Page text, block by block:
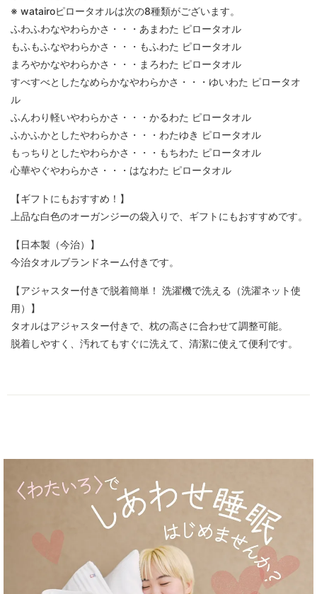
※ watairoピロータオルは次の8種類がございます。
ふわふわなやわらかさ・・・あまわた ピロータオル
もふもふなやわらかさ・・・もふわた ピロータオル
まろやかなやわらかさ・・・まろわた ピロータオル
すべすべとしたなめらかなやわらかさ・・・ゆいわた ピロータオ
ル
ふんわり軽いやわらかさ・・・かるわた ピロータオル
ふかふかとしたやわらかさ・・・わたゆき ピロータオル
もっちりとしたやわらかさ・・・もちわた ピロータオル
心華やぐやわらかさ・・・はなわた ピロータオル
【ギフトにもおすすめ！】
上品な白色のオーガンジーの袋入りで、ギフトにもおすすめです。
【日本製（今治）】
今治タオルブランドネーム付きです。
【アジャスター付きで脱着簡単！ 洗濯機で洗える（洗濯ネット使
用）】
タオルはアジャスター付きで、枕の高さに合わせて調整可能。
脱着しやすく、汚れてもすぐに洗えて、清潔に使えて便利です。